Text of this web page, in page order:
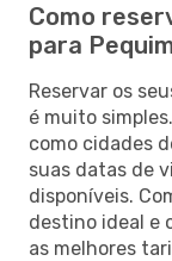
Como
para
Reservar os
é muito
como cidades
suas datas de
disponíveis.
destino ideal e
as melhores